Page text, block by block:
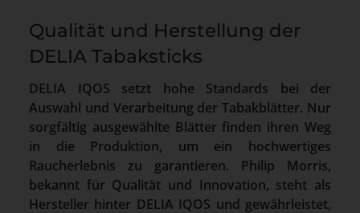
Qualität und Herstellung der
DELIA Tabaksticks
DELIA IQOS setzt hohe Standards bei der
Auswahl und Verarbeitung der Tabakblätter. Nur
sorgfältig ausgewählte Blätter finden ihren Weg
in die Produktion, um ein hochwertiges
Raucherlebnis zu garantieren. Philip Morris,
bekannt für Qualität und Innovation, steht als
Hersteller hinter DELIA IQOS und gewährleistet,